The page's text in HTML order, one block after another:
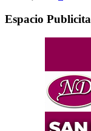
Espacio